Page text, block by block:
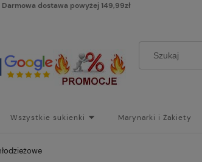
Darmowa dostawa powyżej 149,99zł
Wszystkie sukienki Marynarki i Żakiety
Koszt dostawy